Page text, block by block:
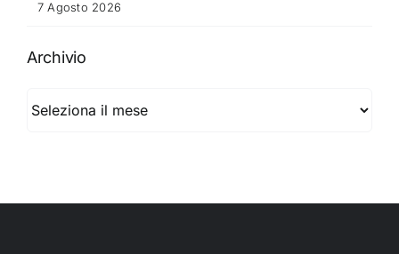
7 Agosto 2026
Archivio